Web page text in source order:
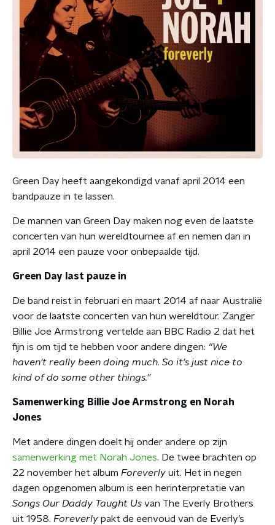
Green Day heeft aangekondigd vanaf april 2014 een
bandpauze in te lassen.
De mannen van Green Day maken nog even de laatste
concerten van hun wereldtournee af en nemen dan in
april 2014 een pauze voor onbepaalde tijd.
Green Day last pauze in
De band reist in februari en maart 2014 af naar Australië
voor de laatste concerten van hun wereldtour. Zanger
Billie Joe Armstrong vertelde aan BBC Radio 2 dat het
fijn is om tijd te hebben voor andere dingen: “We
haven't really been doing much. So it's just nice to
kind of do some other things.”
Samenwerking Billie Joe Armstrong en Norah
Jones
Met andere dingen doelt hij onder andere op zijn
samenwerking met Norah Jones. De twee brachten op
22 november het album Foreverly uit. Het in negen
dagen opgenomen album is een herinterpretatie van
Songs Our Daddy Taught Us van The Everly Brothers
uit 1958. Foreverly pakt de eenvoud van de Everly’s